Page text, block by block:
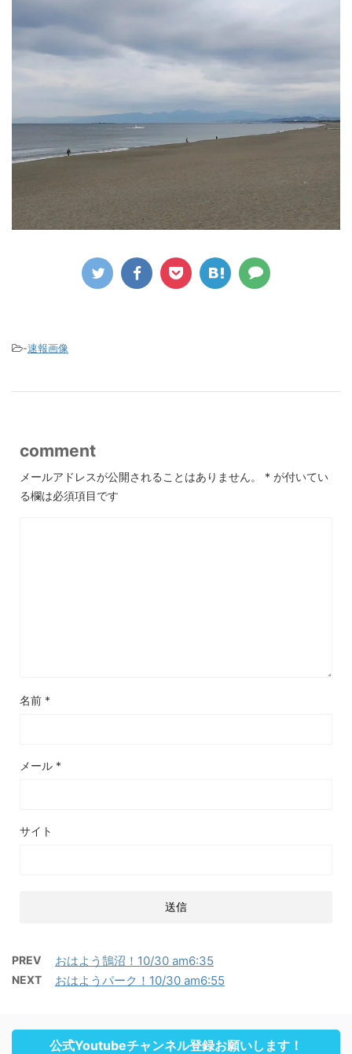
-速報画像
comment
メールアドレスが公開されることはありません。 * が付いてい
る欄は必須項目です
名前 *
メール *
サイト
PREV おはよう鵠沼！10/30 am6:35
NEXT おはようパーク！10/30 am6:55
公式Youtubeチャンネル登録お願いします！